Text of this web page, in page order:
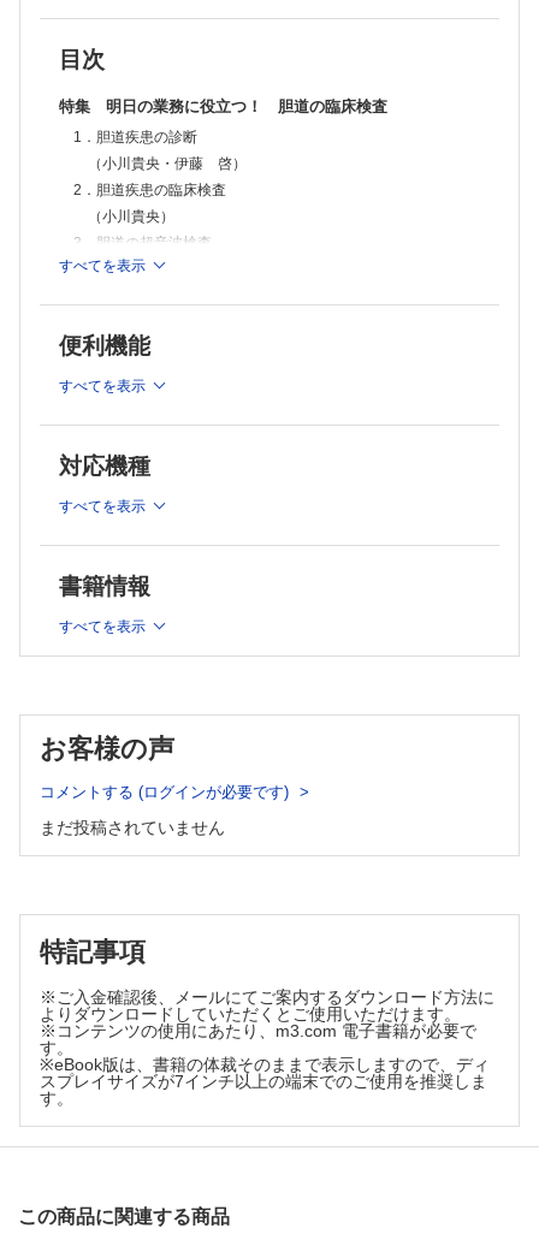
基礎講座
血清総蛋白測定における溶血（ヘモグロビン）の影響
（永井謙一）
細胞診検査の報告様式
（布引 治・佐野太亮・畠 榮）
技術講座
押さえておきたいブルガダ型心電図とブルガダ症候群
（髙木雅彦）
MT Seminar
（中山哲夫）
（小嶋隼人・松浦秀哲）
臨床検査Q&A
心電図の低電位差（胸部や四肢または両方）所見について教えて下さ
（八島正明）
検査時に前方境界線断裂に見える所見もあると思います．悪性の場合の
い．
メディカルスタッフ職業図鑑
国家試験
第69回臨床検査技師国家試験問題・解答・解説
Information
第64回日本臨床細胞学会総会春期大会
第48回日本超音波検査学会学術集会
2023年各医療職種国家試験合格状況一覧
VOICE読者のページ
編集後記・次号予告
目次
特集 明日の業務に役立つ！ 胆道の臨床検査
1．胆道疾患の診断
（小川貴央・伊藤 啓）
2．胆道疾患の臨床検査
（小川貴央）
3．胆道の超音波検査
1）胆道の描出テクニック
（森 秀明）
3）胆嚢癌のチェックポイント
4）肝外胆管癌・乳頭部癌のチェックポイント
（岡庭信司）
5）その他の胆道疾患のチェックポイント
（藤光律子・吉岡晋吾・佐藤雅之・山内皓介・佐藤誠也・冨
1）CT・MRI検査
2）各種内視鏡検査の特徴と位置づけ
（立川勝子・植木敏晴・江崎 薫・後野徹宏・田中利幸・平
Editorial―今月のことば
臨床検査技術の温故知新
話題―NEWS&TOPICS
小型無人航空機（ドローン）による血液搬送
（薬師寺史厚・薬師寺恒紀・藤田 浩・村田実希郎）
基礎講座
血清総蛋白測定における溶血（ヘモグロビン）の影響
（永井謙一）
細胞診検査の報告様式
技術講座
（中山哲夫）
すべてを表示
便利機能
すべてを表示
対応機種
すべてを表示
書籍情報
すべてを表示
お客様の声
コメントする (ログインが必要です)
まだ投稿されていません
特記事項
※ご入金確認後、メールにてご案内するダウンロード方法に
よりダウンロードしていただくとご使用いただけます。
※コンテンツの使用にあたり、m3.com 電子書籍が必要で
す。
※eBook版は、書籍の体裁そのままで表示しますので、ディ
スプレイサイズが7インチ以上の端末でのご使用を推奨しま
す。
この商品に関連する商品